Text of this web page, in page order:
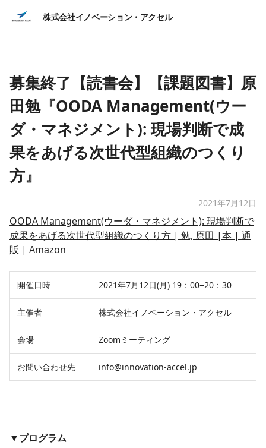
株式会社イノベーション・アクセル
募集終了【読書会】【課題図書】原
田勉『OODA Management(ウー
ダ・マネジメント): 現場判断で成
果をあげる次世代型組織のつくり
方』
2021年7月12日
OODA Management(ウーダ・マネジメント): 現場判断で
成果をあげる次世代型組織のつくり方 | 勉, 原田 |本 | 通
販 | Amazon
開催日時 2021年7月12日(月) 19：00−20：30
主催者 株式会社イノベーション・アクセル
会場 Zoomミーティング
お問い合わせ先 info@innovation-accel.jp
▼プログラム